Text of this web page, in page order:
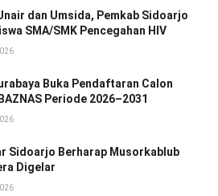
dan Umsida, Pemkab Sidoarjo
SMA/SMK Pencegahan HIV
Buka Pendaftaran Calon
Periode 2026–2031
Sidoarjo Berharap Musorkablub
Digelar